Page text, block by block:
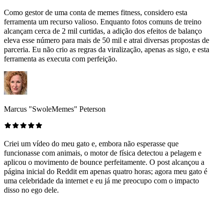
Como gestor de uma conta de memes fitness, considero esta
ferramenta um recurso valioso. Enquanto fotos comuns de treino
alcançam cerca de 2 mil curtidas, a adição dos efeitos de balanço
eleva esse número para mais de 50 mil e atrai diversas propostas de
parceria. Eu não crio as regras da viralização, apenas as sigo, e esta
ferramenta as executa com perfeição.
Marcus "SwoleMemes" Peterson
Criei um vídeo do meu gato e, embora não esperasse que
funcionasse com animais, o motor de física detectou a pelagem e
aplicou o movimento de bounce perfeitamente. O post alcançou a
página inicial do Reddit em apenas quatro horas; agora meu gato é
uma celebridade da internet e eu já me preocupo com o impacto
disso no ego dele.